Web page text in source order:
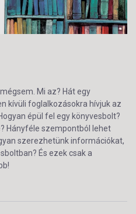
Mi az? Hát egy
kívüli foglalkozásokra hívjuk az
épül fel egy könyvesbolt?
Hányféle szempontból lehet
szerezhetünk információkat,
És ezek csak a